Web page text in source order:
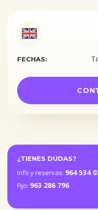
FECHAS:
¿TIENES DUDAS?
Info y reservas: 964 534
Fijo: 963 286 796